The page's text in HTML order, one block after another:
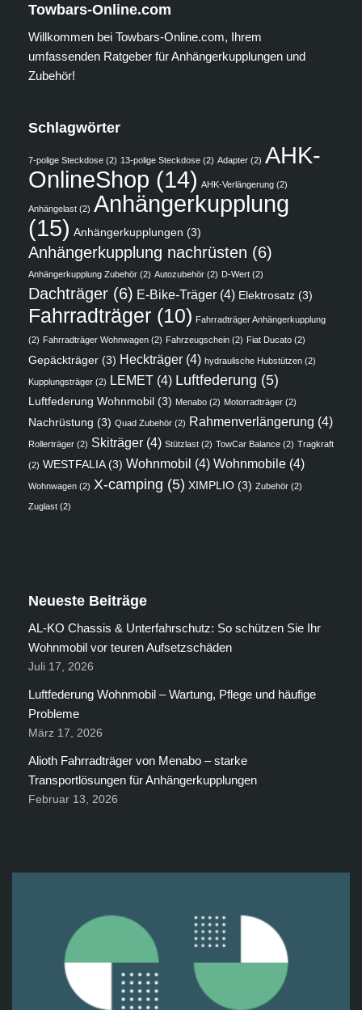
Towbars-Online.com
Willkommen bei Towbars-Online.com, Ihrem
umfassenden Ratgeber für Anhängerkupplungen und
Zubehör!
Schlagwörter
7-polige Steckdose (2) 13-polige Steckdose (2) Adapter (2) AHK-
OnlineShop (14) AHK-Verlängerung (2)
Anhängelast (2) Anhängerkupplung
(15) Anhängerkupplungen (3)
Anhängerkupplung nachrüsten (6)
Anhängerkupplung Zubehör (2) Autozubehör (2) D-Wert (2)
Dachträger (6) E-Bike-Träger (4) Elektrosatz (3)
Fahrradträger (10) Fahrradträger Anhängerkupplung
(2) Fahrradträger Wohnwagen (2) Fahrzeugschein (2) Fiat Ducato (2)
Gepäckträger (3) Heckträger (4) hydraulische Hubstützen (2)
Kupplungsträger (2) LEMET (4) Luftfederung (5)
Luftfederung Wohnmobil (3) Menabo (2) Motorradträger (2)
Nachrüstung (3) Quad Zubehör (2) Rahmenverlängerung (4)
Rollerträger (2) Skiträger (4) Stützlast (2) TowCar Balance (2) Tragkraft
(2) WESTFALIA(3) Wohnmobil (4) Wohnmobile (4)
Wohnwagen (2) X-camping (5) XIMPLIO (3) Zubehör (2)
Zuglast (2)
Neueste Beiträge
AL-KO Chassis & Unterfahrschutz: So schützen Sie Ihr
Wohnmobil vor teuren Aufsetzschäden
Juli 17, 2026
Luftfederung Wohnmobil – Wartung, Pflege und häufige
Probleme
März 17, 2026
Alioth Fahrradträger von Menabo – starke
Transportlösungen für Anhängerkupplungen
Februar 13, 2026